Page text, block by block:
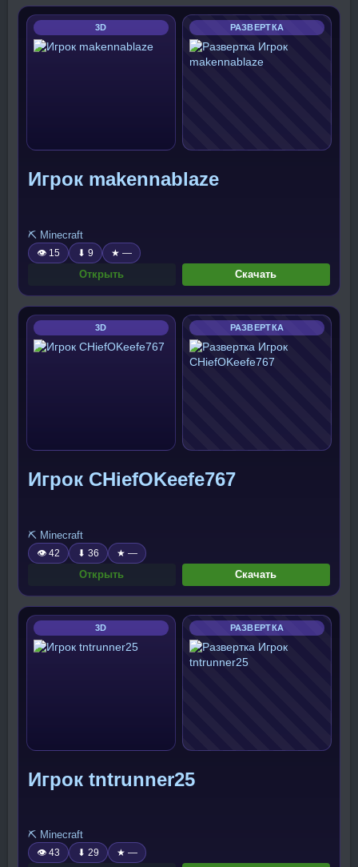
3D РАЗВЕРТКА
Игрок makennablaze
⛏️ Minecraft
👁 15 ⬇ 9 ★ —
Открыть Скачать
3D РАЗВЕРТКА
Игрок CHiefOKeefe767
⛏️ Minecraft
👁 42 ⬇ 36 ★ —
Открыть Скачать
3D РАЗВЕРТКА
Игрок tntrunner25
⛏️ Minecraft
👁 43 ⬇ 29 ★ —